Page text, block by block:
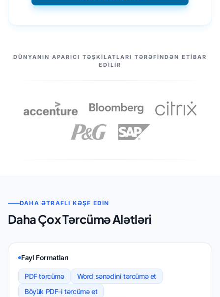
TƏRƏFDAŞLARIMIZ
DÜNYANIN APARICI TƏŞKILATLARI TƏRƏFINDƏN ETIBAR
EDILIR
DAHA ƏTRAFLI KƏŞF EDIN
Daha Çox Tərcümə Alətləri
Fayl Formatları
PDF tərcümə
Word sənədini tərcümə et
Böyük PDF-i tərcümə et